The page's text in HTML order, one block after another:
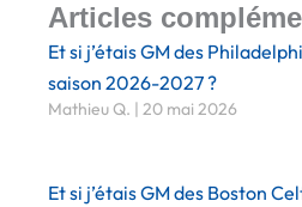
Articles
Et si j’étais GM des
saison 2026-2027 ?
Mathieu Q. 20 mai 2026
Et si j’étais GM des Boston